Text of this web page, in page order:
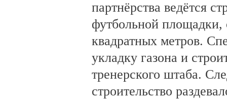
партнёрства ведётся
футбольной
квадратных метров.
укладку газона и
тренерского штаба.
строительство